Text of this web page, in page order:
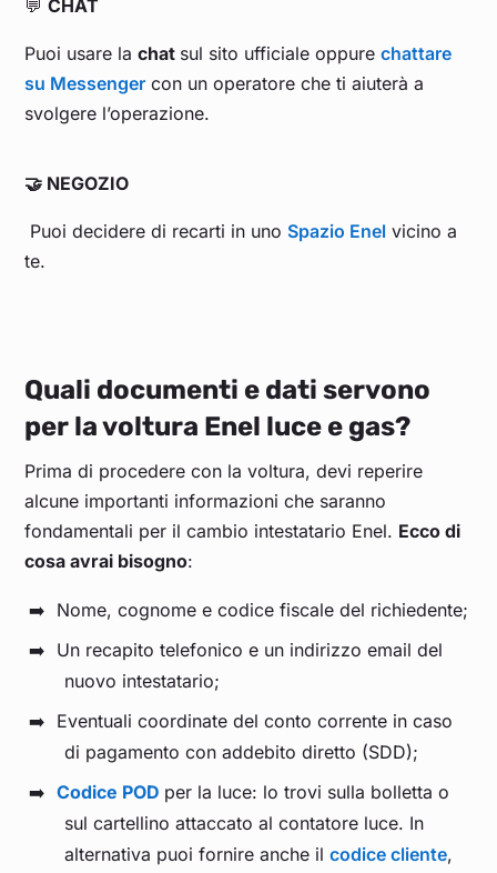
💬CHAT
Puoi usare lachat sul sito ufficiale oppurechattare
su Messenger con un operatore che ti aiuterà a
svolgere l’operazione.
🤝 NEGOZIO
Puoi decidere di recarti in uno Spazio Enel vicino a
te.
Quali documenti e dati servono
per la voltura Enel luce e gas?
Prima di procedere con la voltura, devi reperire
alcune importanti informazioni che saranno
fondamentali per il cambio intestatario Enel. Ecco di
cosa avrai bisogno:
Nome, cognome e codice fiscale del richiedente;
Un recapito telefonico e un indirizzo email del
nuovo intestatario;
Eventuali coordinate del conto corrente in caso
di pagamento con addebito diretto (SDD);
Codice POD per la luce: lo trovi sulla bolletta o
sul cartellino attaccato al contatore luce. In
alternativa puoi fornire anche ilcodice cliente,